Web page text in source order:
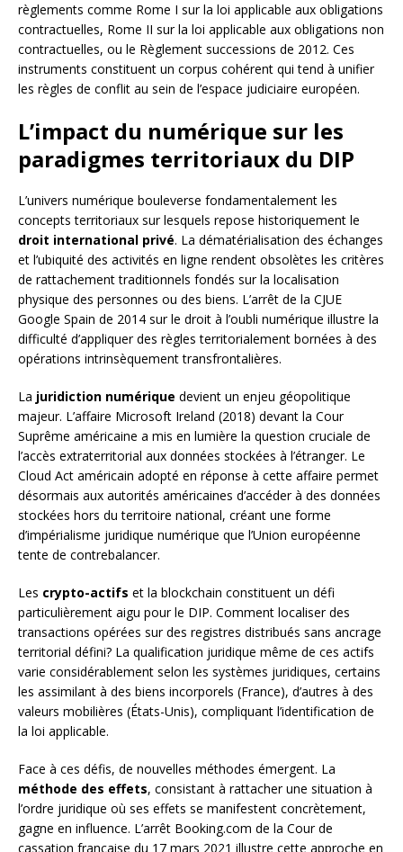
règlements comme Rome I sur la loi applicable aux obligations
contractuelles, Rome II sur la loi applicable aux obligations non
contractuelles, ou le Règlement successions de 2012. Ces
instruments constituent un corpus cohérent qui tend à unifier
les règles de conflit au sein de l’espace judiciaire européen.
L’impact du numérique sur les
paradigmes territoriaux du DIP
L’univers numérique bouleverse fondamentalement les
concepts territoriaux sur lesquels repose historiquement le
droit international privé. La dématérialisation des échanges
et l’ubiquité des activités en ligne rendent obsolètes les critères
de rattachement traditionnels fondés sur la localisation
physique des personnes ou des biens. L’arrêt de la CJUE
Google Spain de 2014 sur le droit à l’oubli numérique illustre la
difficulté d’appliquer des règles territorialement bornées à des
opérations intrinsèquement transfrontalières.
La juridiction numérique devient un enjeu géopolitique
majeur. L’affaire Microsoft Ireland (2018) devant la Cour
Suprême américaine a mis en lumière la question cruciale de
l’accès extraterritorial aux données stockées à l’étranger. Le
Cloud Act américain adopté en réponse à cette affaire permet
désormais aux autorités américaines d’accéder à des données
stockées hors du territoire national, créant une forme
d’impérialisme juridique numérique que l’Union européenne
tente de contrebalancer.
Les crypto-actifs et la blockchain constituent un défi
particulièrement aigu pour le DIP. Comment localiser des
transactions opérées sur des registres distribués sans ancrage
territorial défini? La qualification juridique même de ces actifs
varie considérablement selon les systèmes juridiques, certains
les assimilant à des biens incorporels (France), d’autres à des
valeurs mobilières (États-Unis), compliquant l’identification de
la loi applicable.
Face à ces défis, de nouvelles méthodes émergent. La
méthode des effets, consistant à rattacher une situation à
l’ordre juridique où ses effets se manifestent concrètement,
gagne en influence. L’arrêt Booking.com de la Cour de
cassation française du 17 mars 2021 illustre cette approche en